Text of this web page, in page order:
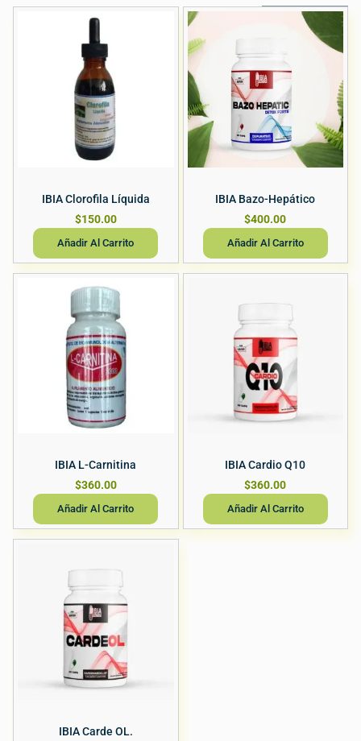
IBIA Clorofila Líquida
$150.00
Añadir Al Carrito
IBIA Bazo-Hepático
$400.00
Añadir Al Carrito
IBIA L-Carnitina
$360.00
Añadir Al Carrito
IBIA Cardio Q10
$360.00
Añadir Al Carrito
IBIA Carde OL.